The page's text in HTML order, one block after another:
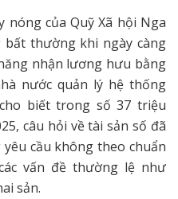
nóng của Quỹ Xã hội Nga
thường khi ngày càng
nhận lương hưu bằng
nước quản lý hệ thống
cho biết trong số 37 triệu
câu hỏi về tài sản số đã
cầu không theo chuẩn
vấn đề thường lệ như
sản.